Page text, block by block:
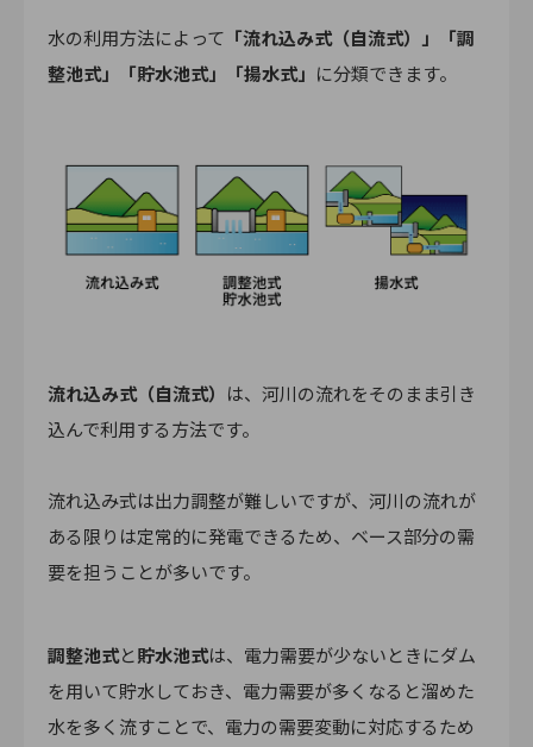
水の利用方法によって 「流れ込み式（自流式）」「調
整池式」「貯水池式」「揚水式」 に分類できます。
流れ込み式（自流式） は、河川の流れをそのまま引き
込んで利用する方法です。
流れ込み式は出力調整が難しいですが、河川の流れが
ある限りは定常的に発電できるため、ベース部分の需
要を担うことが多いです。
調整池式と貯水池式は、電力需要が少ないときにダム
を用いて貯水しておき、電力需要が多くなると溜めた
水を多く流すことで、電力の需要変動に対応するため